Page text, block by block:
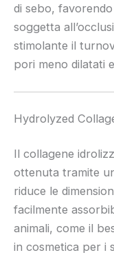
di sebo,
soggetta
stimolante il
pori meno dilatati
Hydrolyzed
Il collagene
ottenuta tramite
riduce le
facilmente
animali, come il
in cosmetica per i